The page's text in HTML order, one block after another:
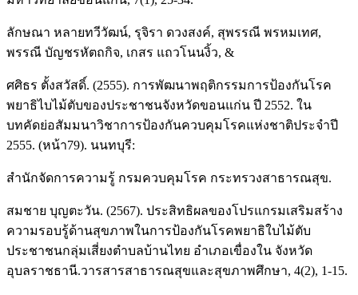
ลักษณา หลายทวีวัฒน์, รุจิรา ดวงสงค์, สุพรรณี พรหมเทศ,
พรรณี บัญชรหัตถกิจ, เกสร แถวโนนงิ้ว, &
ศศิธร ตั้งสวัสดิ์. (2555). การพัฒนาพฤติกรรมการป้องกันโรค
พยาธิไบไม้ตับของประชาชนจังหวัดขอนแก่น ปี 2552. ใน
บทคัดย่อสัมมนาวิชาการป้องกันควบคุมโรคแห่งชาติประจำปี
2555. (หน้า79). นนทบุรี:
สำนักจัดการความรู้ กรมควบคุมโรค กระทรวงสาธารณสุข.
สมชาย บุญตะวัน. (2567). ประสิทธิผลของโปรแกรมเสริมสร้าง
ความรอบรู้ด้านสุขภาพในการป้องกันโรคพยาธิใบไม้ตับ
ประชาชนกลุ่มเสี่ยงตำบลบ้านไทย อำเภอเขื่องใน จังหวัด
อุบลราชธานี.วารสารสาธารณสุขและสุขภาพศึกษา, 4(2), 1-15.